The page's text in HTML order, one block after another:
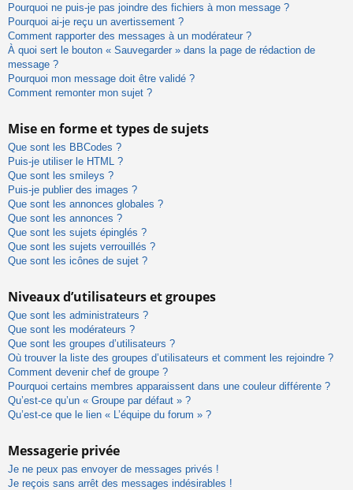
Pourquoi ne puis-je pas joindre des fichiers à mon message ?
Pourquoi ai-je reçu un avertissement ?
Comment rapporter des messages à un modérateur ?
À quoi sert le bouton « Sauvegarder » dans la page de rédaction de
message ?
Pourquoi mon message doit être validé ?
Comment remonter mon sujet ?
Mise en forme et types de sujets
Que sont les BBCodes ?
Puis-je utiliser le HTML ?
Que sont les smileys ?
Puis-je publier des images ?
Que sont les annonces globales ?
Que sont les annonces ?
Que sont les sujets épinglés ?
Que sont les sujets verrouillés ?
Que sont les icônes de sujet ?
Niveaux d’utilisateurs et groupes
Que sont les administrateurs ?
Que sont les modérateurs ?
Que sont les groupes d’utilisateurs ?
Où trouver la liste des groupes d’utilisateurs et comment les rejoindre ?
Comment devenir chef de groupe ?
Pourquoi certains membres apparaissent dans une couleur différente ?
Qu’est-ce qu’un « Groupe par défaut » ?
Qu’est-ce que le lien « L’équipe du forum » ?
Messagerie privée
Je ne peux pas envoyer de messages privés !
Je reçois sans arrêt des messages indésirables !